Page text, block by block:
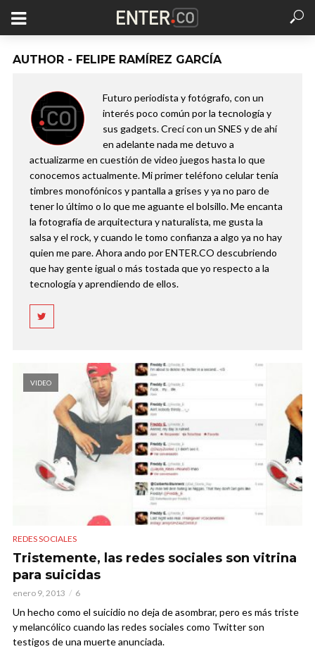
AUTHOR - FELIPE RAMÍREZ GARCÍA
Futuro periodista y fotógrafo, con un
interés poco común por la tecnología y
sus gadgets. Crecí con un SNES y de ahí
en adelante nada me detuvo a
actualizarme en cuestión de video juegos hasta lo que
conocemos actualmente. Mi primer teléfono celular tenía
timbres monofónicos y pantalla a grises y ya no paro de
tener lo último o lo que me aguante el bolsillo. Me encanta
la fotografía de arquitectura y naturalista, me gusta la
salsa y el rock, y cuando le tomo confianza a algo ya no hay
quien me pare. Ahora ando por ENTER.CO descubriendo
que hay gente igual o más tostada que yo respecto a la
tecnología y aprendiendo de ellos.
VIDEO
REDES SOCIALES
Tristemente, las redes sociales son vitrina
para suicidas
enero 9, 2013 6
Un hecho como el suicidio no deja de asombrar, pero es más triste
y melancólico cuando las redes sociales como Twitter son
testigos de una muerte anunciada.